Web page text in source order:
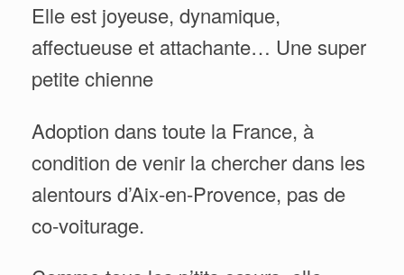
Elle est joyeuse, dynamique,
affectueuse et attachante… Une super
petite chienne
Adoption dans toute la France, à
condition de venir la chercher dans les
alentours d’Aix-en-Provence, pas de
co-voiturage.